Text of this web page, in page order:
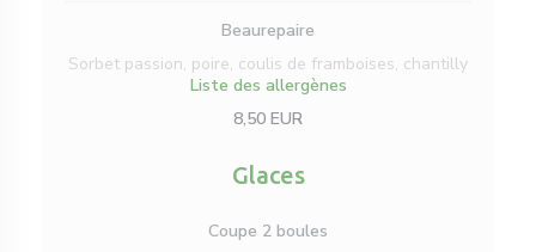
Beaurepaire
Sorbet passion, poire, coulis de framboises, chantilly
Liste des allergènes
8,50 EUR
Glaces
Coupe 2 boules